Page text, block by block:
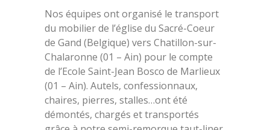
Nos équipes ont organisé le transport
du mobilier de l’église du Sacré-Coeur
de Gand (Belgique) vers Chatillon-sur-
Chalaronne (01 – Ain) pour le compte
de l’Ecole Saint-Jean Bosco de Marlieux
(01 – Ain). Autels, confessionnaux,
chaires, pierres, stalles…ont été
démontés, chargés et transportés